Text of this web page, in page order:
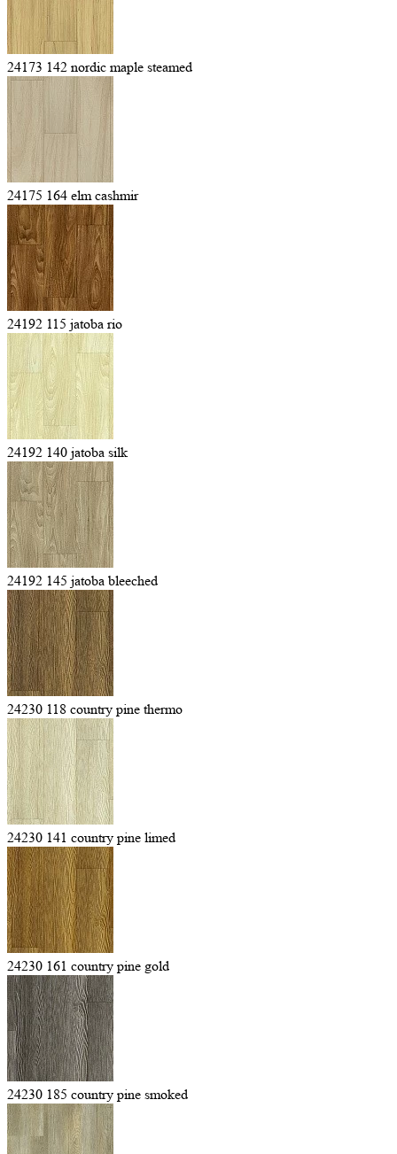
24173 142 nordic maple steamed
24175 164 elm cashmir
24192 115 jatoba rio
24192 140 jatoba silk
24192 145 jatoba bleeched
24230 118 country pine thermo
24230 141 country pine limed
24230 161 country pine gold
24230 185 country pine smoked